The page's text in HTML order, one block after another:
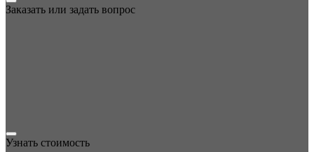
Заказать или задать вопрос
Узнать стоимость